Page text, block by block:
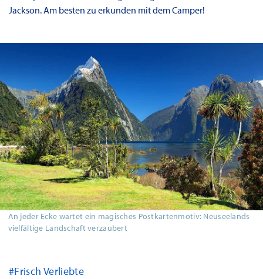
Jackson. Am besten zu erkunden mit dem Camper!
An jeder Ecke wartet ein magisches Postkartenmotiv: Neuseelands
vielfältige Landschaft verzaubert
#Frisch Verliebte